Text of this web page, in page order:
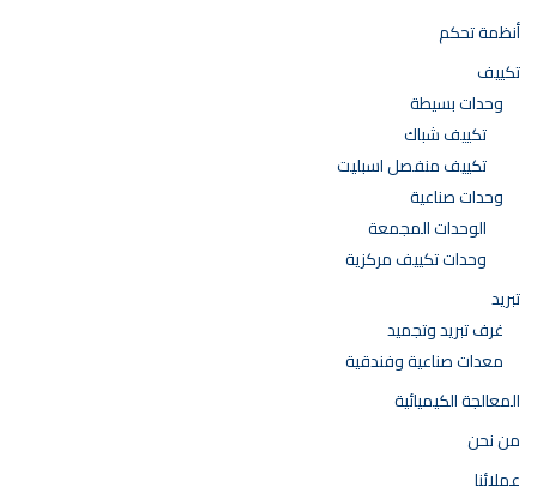
أنظمة تحكم
تكييف
وحدات بسيطة
تكييف شباك
تكييف منفصل اسبليت
وحدات صناعية
الوحدات المجمعة
وحدات تكييف مركزية
تبريد
غرف تبريد وتجميد
معدات صناعية وفندقية
المعالجة الكيميائية
من نحن
عملائنا